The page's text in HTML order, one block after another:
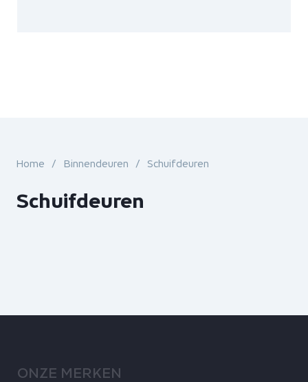
Home Binnendeuren Schuifdeuren
Schuifdeuren
ONZE MERKEN